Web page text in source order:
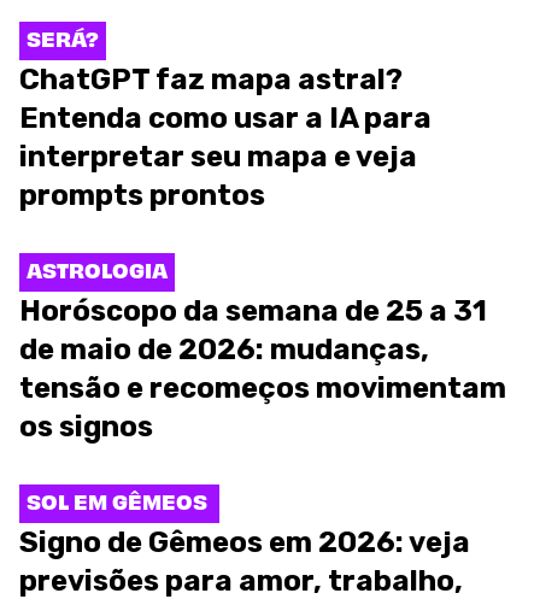
SERÁ?
ChatGPT faz mapa astral?
Entenda como usar a IA para
interpretar seu mapa e veja
prompts prontos
ASTROLOGIA
Horóscopo da semana de 25 a 31
de maio de 2026: mudanças,
tensão e recomeços movimentam
os signos
SOL EM GÊMEOS
Signo de Gêmeos em 2026: veja
previsões para amor, trabalho,